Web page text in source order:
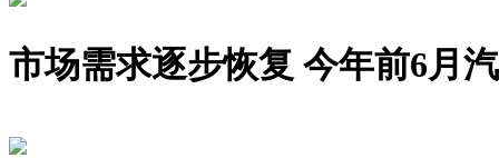
市场需求逐步恢复 今年前6月